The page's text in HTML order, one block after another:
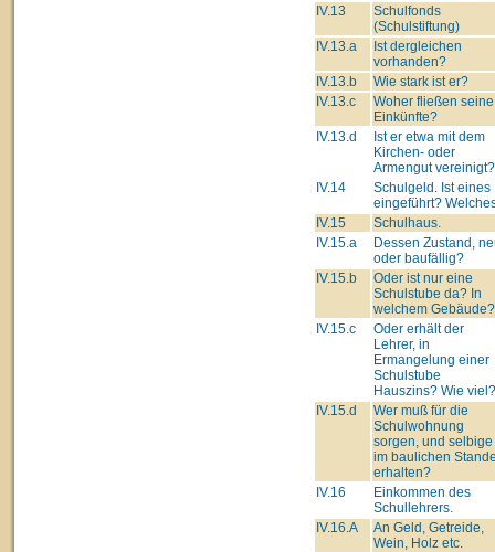
IV.13
Schulfonds
(Schulstiftung)
IV.13.a
Ist dergleichen
vorhanden?
IV.13.b
Wie stark ist er?
IV.13.c
Woher fließen seine
Einkünfte?
IV.13.d
Ist er etwa mit dem
Kirchen- oder
Armengut vereinigt?
IV.14
Schulgeld. Ist eines
eingeführt?
IV.15
Schulhaus.
IV.15.a
Dessen Zustand,
oder baufällig?
IV.15.b
Oder ist nur eine
Schulstube da? In
welchem Gebäude?
IV.15.c
Oder erhält der
Lehrer, in
Ermangelung einer
Schulstube
Hauszins? Wie viel?
IV.15.d
Wer muß für die
Schulwohnung
sorgen, und selbige
im baulichen
erhalten?
IV.16
Einkommen des
Schullehrers.
IV.16.A
An Geld, Getreide,
Wein, Holz etc.